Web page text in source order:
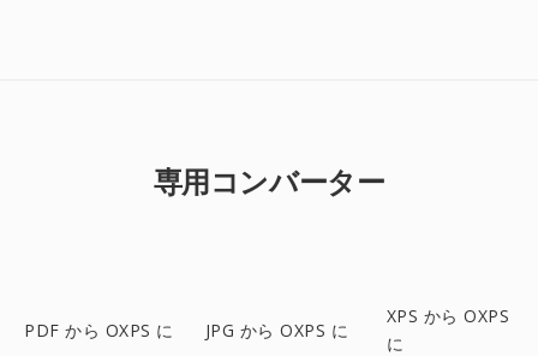
専用コンバーター
PDF から OXPS に JPG から OXPS に
XPS から OXPS
に